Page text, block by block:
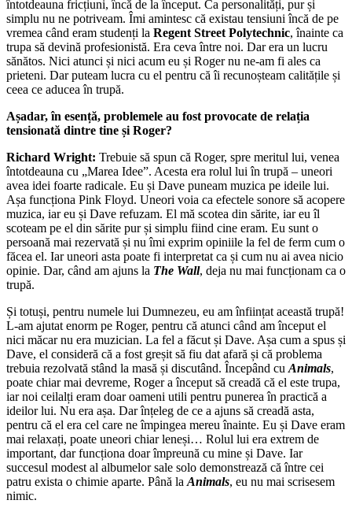
întotdeauna fricțiuni, încă de la început. Ca personalități, pur și
simplu nu ne potriveam. Îmi amintesc că existau tensiuni încă de pe
vremea când eram studenți la Regent Street Polytechnic, înainte ca
trupa să devină profesionistă. Era ceva între noi. Dar era un lucru
sănătos. Nici atunci și nici acum eu și Roger nu ne-am fi ales ca
prieteni. Dar puteam lucra cu el pentru că îi recunoșteam calitățile și
ceea ce aducea în trupă.
Așadar, în esență, problemele au fost provocate de relația
tensionată dintre tine și Roger?
Richard Wright: Trebuie să spun că Roger, spre meritul lui, venea
întotdeauna cu „Marea Idee”. Acesta era rolul lui în trupă – uneori
avea idei foarte radicale. Eu și Dave puneam muzica pe ideile lui.
Așa funcționa Pink Floyd. Uneori voia ca efectele sonore să acopere
muzica, iar eu și Dave refuzam. El mă scotea din sărite, iar eu îl
scoteam pe el din sărite pur și simplu fiind cine eram. Eu sunt o
persoană mai rezervată și nu îmi exprim opiniile la fel de ferm cum o
făcea el. Iar uneori asta poate fi interpretat ca și cum nu ai avea nicio
opinie. Dar, când am ajuns la The Wall, deja nu mai funcționam ca o
trupă.
Și totuși, pentru numele lui Dumnezeu, eu am înființat această trupă!
L-am ajutat enorm pe Roger, pentru că atunci când am început el
nici măcar nu era muzician. La fel a făcut și Dave. Așa cum a spus și
Dave, el consideră că a fost greșit să fiu dat afară și că problema
trebuia rezolvată stând la masă și discutând. Începând cu Animals,
poate chiar mai devreme, Roger a început să creadă că el este trupa,
iar noi ceilalți eram doar oameni utili pentru punerea în practică a
ideilor lui. Nu era așa. Dar înțeleg de ce a ajuns să creadă asta,
pentru că el era cel care ne împingea mereu înainte. Eu și Dave eram
mai relaxați, poate uneori chiar leneși… Rolul lui era extrem de
important, dar funcționa doar împreună cu mine și Dave. Iar
succesul modest al albumelor sale solo demonstrează că între cei
patru exista o chimie aparte. Până la Animals, eu nu mai scrisesem
nimic.